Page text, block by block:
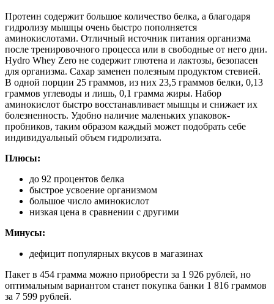
Протеин содержит большое количество белка, а благодаря
гидролизу мышцы очень быстро пополняется
аминокислотами. Отличный источник питания организма
после тренировочного процесса или в свободные от него дни.
Hydro Whey Zero не содержит глютена и лактозы, безопасен
для организма. Сахар заменен полезным продуктом стевией.
В одной порции 25 граммов, из них 23,5 граммов белки, 0,13
граммов углеводы и лишь, 0,1 грамма жиры. Набор
аминокислот быстро восстанавливает мышцы и снижает их
болезненность. Удобно наличие маленьких упаковок-
пробников, таким образом каждый может подобрать себе
индивидуальный объем гидролизата.
Плюсы:
до 92 процентов белка
быстрое усвоение организмом
большое число аминокислот
низкая цена в сравнении с другими
Минусы:
дефицит популярных вкусов в магазинах
Пакет в 454 грамма можно приобрести за 1 926 рублей, но
оптимальным вариантом станет покупка банки 1 816 граммов
за 7 599 рублей.